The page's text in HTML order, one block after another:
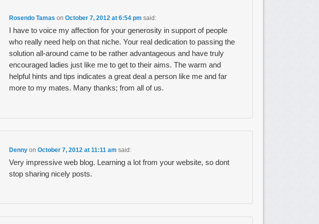
semaines d’administration de gel).lorsque les resultats ont ete analyses dans l’ensemble de la
population etudiee (n=173), il fut constate que, de facon inattendue, tant le score du dfe que le taux
de succes des rapports augmenterent de facon significative non seulement sous testosterone, mais
egalement sous placebo.
Beaucoup d’hommescialis sans ordonance pilule cialis pas cherne sont plus de seducteurs.
Rosendo Tamas onOctober 7, 2012 at 6:54 pm said:
I have to voice my affection for your generosity in support of people
who really need help on that niche. Your real dedication to passing the
solution all-around came to be rather advantageous and have truly
encouraged ladies just like me to get to their aims. The warm and
helpful hints and tips indicates a great deal a person like me and far
more to my mates. Many thanks; from all of us.
Denny onOctober 7, 2012 at 11:11 am said:
Very impressive web blog. Learning a lot from your website, so dont
stop sharing nicely posts.